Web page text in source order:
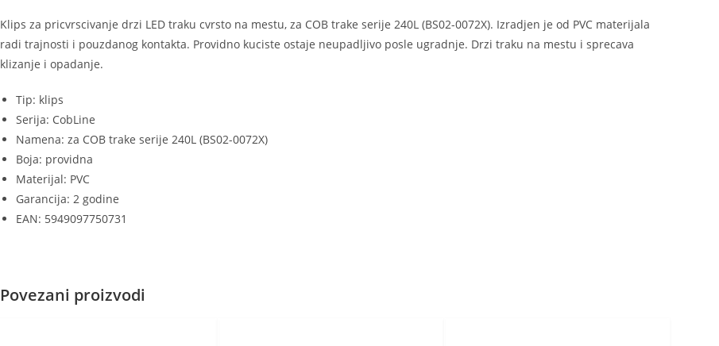
Klips za pricvrscivanje drzi LED traku cvrsto na mestu, za COB trake serije 240L (BS02-0072X). Izradjen je od PVC materijala
radi trajnosti i pouzdanog kontakta. Providno kuciste ostaje neupadljivo posle ugradnje. Drzi traku na mestu i sprecava
klizanje i opadanje.
Tip: klips
Serija: CobLine
Namena: za COB trake serije 240L (BS02-0072X)
Boja: providna
Materijal: PVC
Garancija: 2 godine
EAN: 5949097750731
Povezani proizvodi